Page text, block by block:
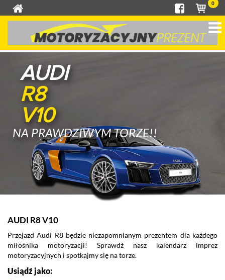
0
AUDI
R8
V10
NA PRAWDZIWYM TORZE!!
AUDI R8 V10
Przejazd Audi R8 będzie niezapomnianym prezentem dla każdego
miłośnika motoryzacji! Sprawdź nasz kalendarz imprez
motoryzacyjnych i spotkajmy się na torze.
Usiądź jako: